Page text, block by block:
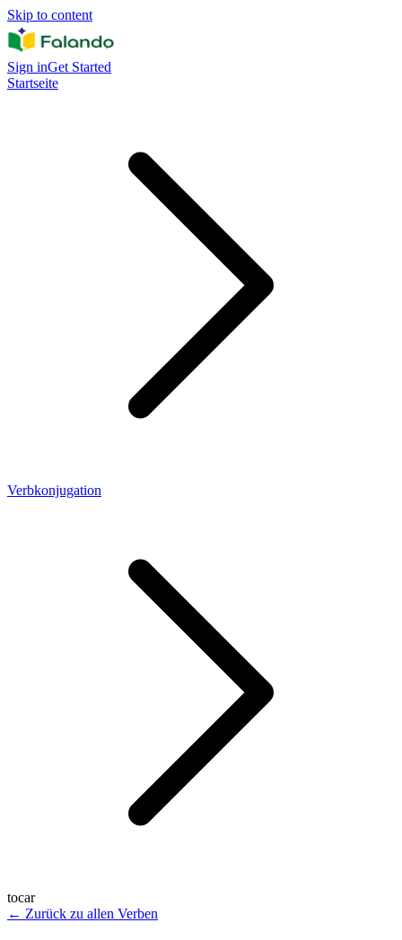
Skip to content
Sign inGet Started
Startseite
Verbkonjugation
tocar
← Zurück zu allen Verben